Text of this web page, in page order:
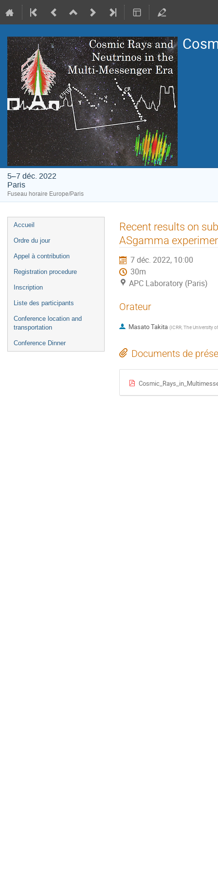
5–7 déc. 2022
Paris
Fuseau horaire Europe/Paris
Menu
de
Accueil
Ordre du jour
Appel à contribution
Registration procedure
Inscription
Liste des participants
Conference location and
transportation
Conference Dinner
Recent results on
ASgamma
7 déc. 2022, 10:00
30m
APC Laboratory (Paris)
Orateur
Masato Takita (ICRR, The University
Documents de